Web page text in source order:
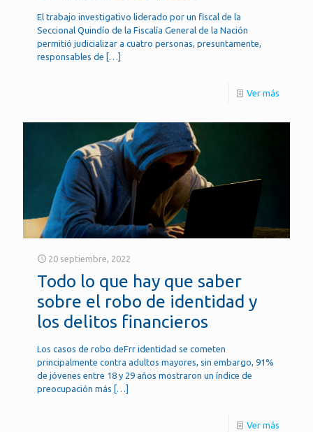
El trabajo investigativo liderado por un fiscal de la
Seccional Quindío de la Fiscalía General de la Nación
permitió judicializar a cuatro personas, presuntamente,
responsables de […]
Ver más
20 septiembre, 2022
Todo lo que hay que saber
sobre el robo de identidad y
los delitos financieros
Los casos de robo deFrr identidad se cometen
principalmente contra adultos mayores, sin embargo, 91%
de jóvenes entre 18 y 29 años mostraron un índice de
preocupación más […]
Ver más